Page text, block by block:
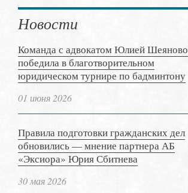
Новости
Команда с адвокатом Юлией
победила в благотворительном
юридическом турнире по бадминтону
01 июня 2026
Правила подготовки гражданских дел
обновились — мнение партнера АБ
«Эксиора» Юрия Сбитнева
30 мая 2026